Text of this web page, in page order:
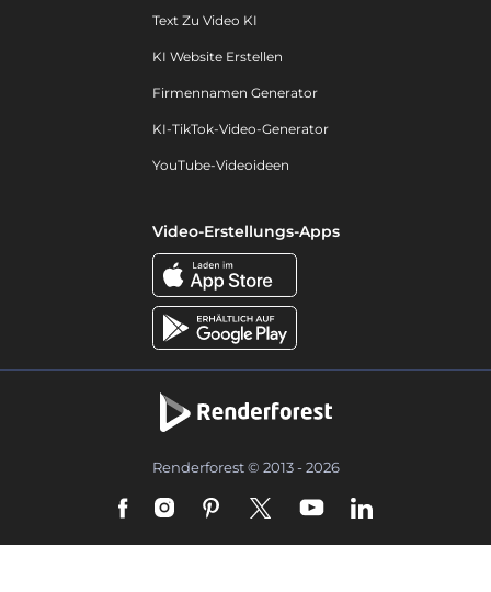
Text Zu Video KI
KI Website Erstellen
Firmennamen Generator
KI-TikTok-Video-Generator
YouTube-Videoideen
Video-Erstellungs-Apps
Renderforest © 2013 - 2026